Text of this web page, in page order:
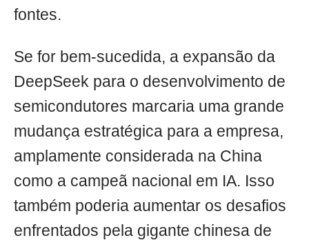
fontes.
Se for bem-sucedida, a expansão da
DeepSeek para o desenvolvimento de
semicondutores marcaria uma grande
mudança estratégica para a empresa,
amplamente considerada na China
como a campeã nacional em IA. Isso
também poderia aumentar os desafios
enfrentados pela gigante chinesa de